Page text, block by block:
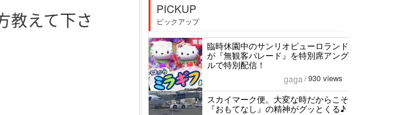
PICKUP
ピックアップ
臨時休園中のサンリオピューロランド
が『無観客パレード』を特別席アング
ルで特別配信！
gaga / 930 views
スカイマーク便。大変な時だからこそ
『おもてなし』の精神がグッとくる♪